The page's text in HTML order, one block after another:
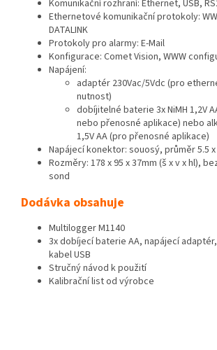
Komunikační rozhraní: Ethernet, USB,
Ethernetové komunikační protokoly:
DATALINK
Protokoly pro alarmy: E-Mail
Konfigurace: Comet Vision, WWW
Napájení:
adaptér 230Vac/5Vdc (pro
nutnost)
dobíjitelné baterie 3x NiMH 1,2V
nebo přenosné aplikace) nebo
1,5V AA (pro přenosné aplikace)
Napájecí konektor: souosý, průměr 5.5 x
Rozměry: 178 x 95 x 37mm (š x v x hl),
sond
Dodávka obsahuje
Multilogger M1140
3x dobíjecí baterie AA, napájecí
kabel USB
Stručný návod k použití
Kalibrační list od výrobce